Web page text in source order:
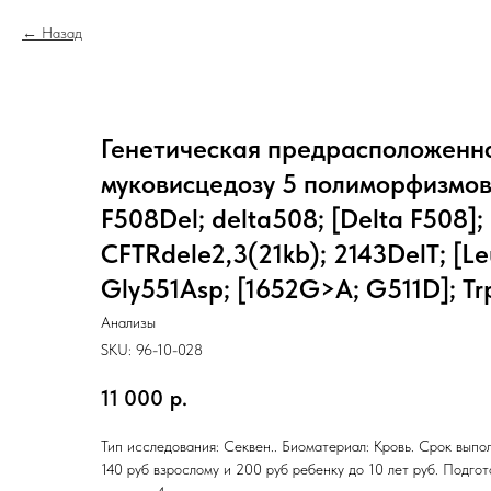
Назад
Генетическая
муковисцедозу 5
F508Del; delta508; [Delta F508];
CFTRdele2,3(21kb); 2143DelT;
Gly551Asp; [1652G>A; G511D];
Анализы
SKU: 96-10-028
11 000 р.
Тип исследования: Секвен.. Биоматериал: Кровь. Срок
140 руб взрослому и 200 руб ребенку до 10 лет руб.